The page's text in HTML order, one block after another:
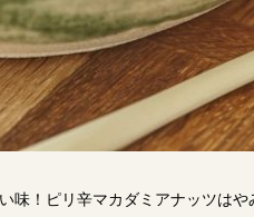
味！ピリ辛マカダミアナッツは